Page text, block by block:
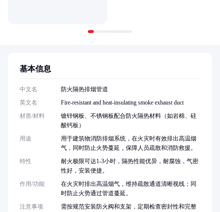
基本信息
中文名
防火隔热排烟管道
英文名
Fire-resistant and heat-insulating smoke exhaust duct
材质/材料
镀锌钢板、不锈钢板配合防火隔热材料（如岩棉、硅
酸钙板）
用途
用于建筑物消防排烟系统，在火灾时有效排出高温烟
气，同时防止火势蔓延，保障人员疏散和消防救援。
特性
耐火极限可达1-3小时，隔热性能优异，耐腐蚀，气密
性好，安装便捷。
作用/功能
在火灾时排出高温烟气，维持疏散通道清晰视线；同
时防止火势通过管道蔓延。
注意事项
需按规范安装防火阀和支架，定期检查密封性和完整